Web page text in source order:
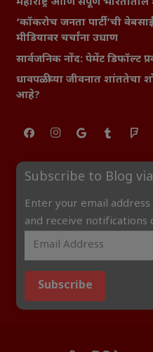
‘कॉकरोच जनता पार्टी’ची
मीडियावर चर्चांना उधाण
सार्वजनिक नोंद: पेमेंट डिफॉल्ट
धावपळीच्या जीवनात
आहे?
Subscribe to Blog
Enter your email
and receive notifications
Subscribe